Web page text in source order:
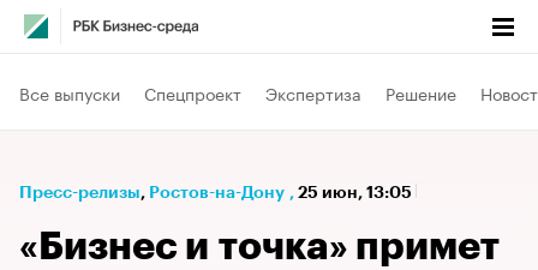
Все выпуски Спецпроект Экспертиза Решение
Пресс-релизы⁠, Ростов-на-Дону , 25 июн, 13:05
«Бизнес и точка» примет